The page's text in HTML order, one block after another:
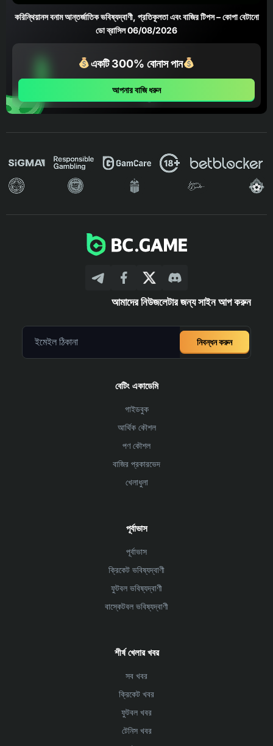
করিন্থিয়ানস বনাম আন্তর্জাতিক ভবিষ্যদ্বাণী, প্রতিকূলতা এবং বাজির টিপস – কোপা বেটানো
ডো ব্রাসিল 06/08/2026
একটি 300% বোনাস পান
আপনার বাজি ধরুন
আমাদের নিউজলেটার জন্য সাইন আপ করুন
নিবন্ধন করুন
বেটিং একাডেমি
গাইডবুক
আর্থিক কৌশল
পণ কৌশল
বাজির প্রকারভেদ
খেলাধুলা
পূর্বাভাস
পূর্বাভাস
ক্রিকেট ভবিষ্যদ্বাণী
ফুটবল ভবিষ্যদ্বাণী
বাস্কেটবল ভবিষ্যদ্বাণী
শীর্ষ খেলার খবর
সব খবর
ক্রিকেট খবর
ফুটবল খবর
টেনিস খবর